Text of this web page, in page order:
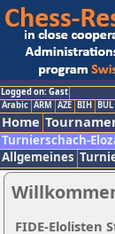
Logged on: Gast
Arabic ARM AZE BIH BUL
Home
Turnierschach-
Allgemeines
FIDE-Elolisten